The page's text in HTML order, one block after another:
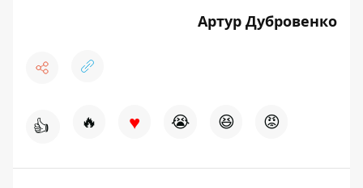
Артур Дубровенко
👍 🔥 ♥ 😭 😆 😡